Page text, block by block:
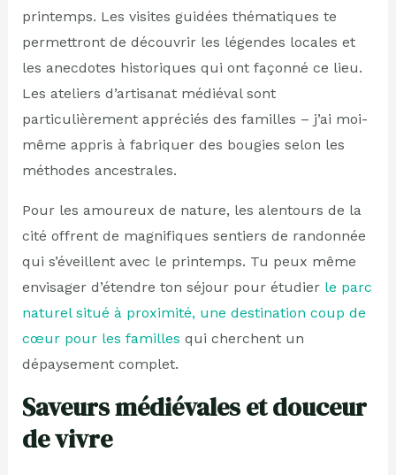
printemps. Les visites guidées thématiques te
permettront de découvrir les légendes locales et
les anecdotes historiques qui ont façonné ce lieu.
Les ateliers d’artisanat médiéval sont
particulièrement appréciés des familles – j’ai moi-
même appris à fabriquer des bougies selon les
méthodes ancestrales.
Pour les amoureux de nature, les alentours de la
cité offrent de magnifiques sentiers de randonnée
qui s’éveillent avec le printemps. Tu peux même
envisager d’étendre ton séjour pour étudier le parc
naturel situé à proximité, une destination coup de
cœur pour les familles qui cherchent un
dépaysement complet.
Saveurs médiévales et douceur
de vivre